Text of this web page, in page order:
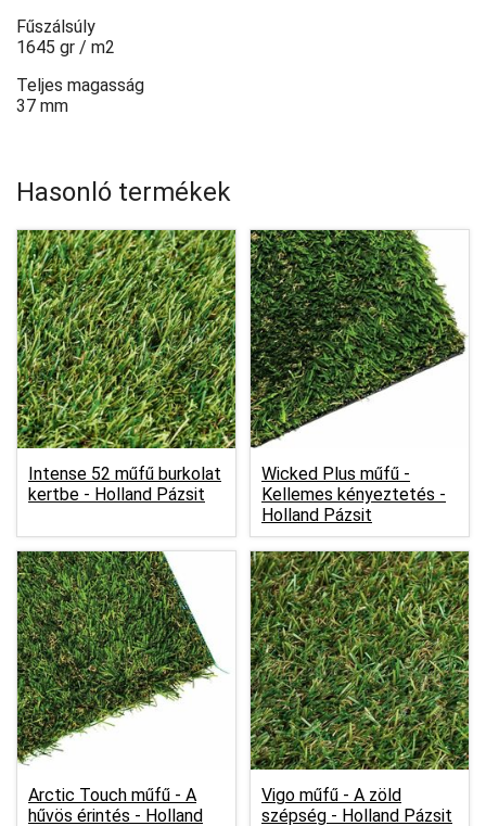
Fűszálsúly
1645 gr / m2
Teljes magasság
37 mm
Hasonló termékek
Intense 52 műfű burkolat
kertbe - Holland Pázsit
Wicked Plus műfű -
Kellemes kényeztetés -
Holland Pázsit
Arctic Touch műfű - A
hűvös érintés - Holland
Vigo műfű - A zöld
szépség - Holland Pázsit